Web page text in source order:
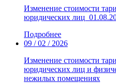
Изменение стоимости
юридических
Подробнее
09 / 02 / 2026
Изменение стоимости
юридических лиц и
нежилых помещениях